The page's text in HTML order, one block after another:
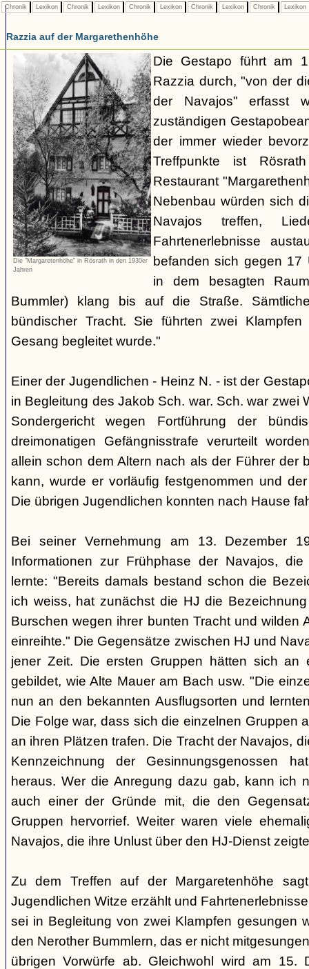
Chronik Lexikon Chronik Lexikon Chronik Lexikon Chronik Lexikon Chronik Lexikon
Razzia auf der Margarethenhöhe
Die "Margaretenhöhe" in Rösrath in den 1930er
Jahren
Die Gestapo führt am
Razzia durch, "von der
der Navajos" erfasst
zuständigen
der immer wieder
Treffpunkte ist
Restaurant
Nebenbau würden sich
Navajos treffen,
Fahrtenerlebnisse
befanden sich gegen 17
in dem besagten
Bummler) klang bis auf die Straße.
bündischer Tracht. Sie führten zwei
Gesang begleitet wurde."
Einer der Jugendlichen - Heinz N. - ist der
in Begleitung des Jakob Sch. war. Sch. war zwei
Sondergericht wegen Fortführung der
dreimonatigen Gefängnisstrafe verurteilt
allein schon dem Altern nach als der Führer der
kann, wurde er vorläufig festgenommen und
Die übrigen Jugendlichen konnten nach Hause
Bei seiner Vernehmung am 13. Dezember
Informationen zur Frühphase der Navajos,
lernte: "Bereits damals bestand schon die
ich weiss, hat zunächst die HJ die
Burschen wegen ihrer bunten Tracht und wilden
einreihte." Die Gegensätze zwischen HJ und
jener Zeit. Die ersten Gruppen hätten sich an
gebildet, wie Alte Mauer am Bach usw. "Die
nun an den bekannten Ausflugsorten und
Die Folge war, dass sich die einzelnen Gruppen
an ihren Plätzen trafen. Die Tracht der Navajos,
Kennzeichnung der Gesinnungsgenossen
heraus. Wer die Anregung dazu gab, kann ich
auch einer der Gründe mit, die den
Gruppen hervorrief. Weiter waren viele
Navajos, die ihre Unlust über den HJ-Dienst
Zu dem Treffen auf der Margaretenhöhe
Jugendlichen Witze erzählt und
sei in Begleitung von zwei Klampfen gesungen
den Nerother Bummlern, das er nicht
übrigen Vorwürfe ab. Gleichwohl wird am 15.